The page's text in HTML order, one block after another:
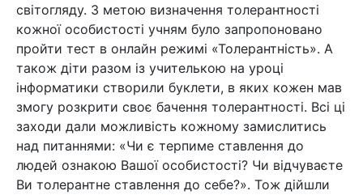
світогляду. З метою визначення толерантності
кожної особистості учням було запропоновано
пройти тест в онлайн режимі «Толерантність». А
також діти разом із учителькою на уроці
інформатики створили буклети, в яких кожен мав
змогу розкрити своє бачення толерантності. Всі ці
заходи дали можливість кожному замислитись
над питаннями: «Чи є терпиме ставлення до
людей ознакою Вашої особистості? Чи відчуваєте
Ви толерантне ставлення до себе?». Тож дійшли